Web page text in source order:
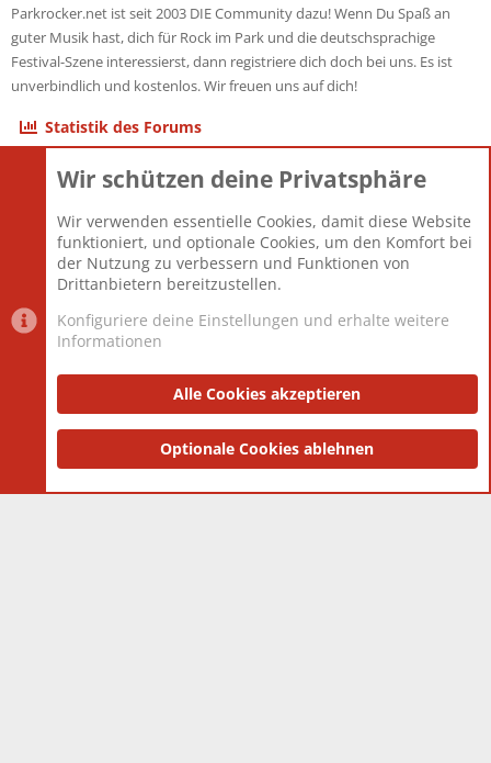
Parkrocker.net ist seit 2003 DIE Community dazu! Wenn Du Spaß an
guter Musik hast, dich für Rock im Park und die deutschsprachige
Festival-Szene interessierst, dann registriere dich doch bei uns. Es ist
unverbindlich und kostenlos. Wir freuen uns auf dich!
Statistik des Forums
Themen
Mitglieder
12.425
Neuestes Mitglied
Toddster85
Datenschutzerklärung Impressum
Community platform by XenForo® © 2010-2025 XenForo Ltd.
and add-ons by ThemeHouse
Wir schützen deine Privatsphäre
Wir verwenden essentielle Cookies, damit diese Website
funktioniert, und optionale Cookies, um den Komfort bei
der Nutzung zu verbessern und Funktionen von
Drittanbietern bereitzustellen.
Konfiguriere deine Einstellungen und erhalte weitere
Informationen
Alle Cookies akzeptieren
Optionale Cookies ablehnen